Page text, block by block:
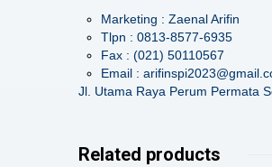
Marketing : Zaenal Arifin
Tlpn : 0813-8577-6935
Fax : (021) 50110567
Email :
Jl. Utama Raya Perum Permata
Related products